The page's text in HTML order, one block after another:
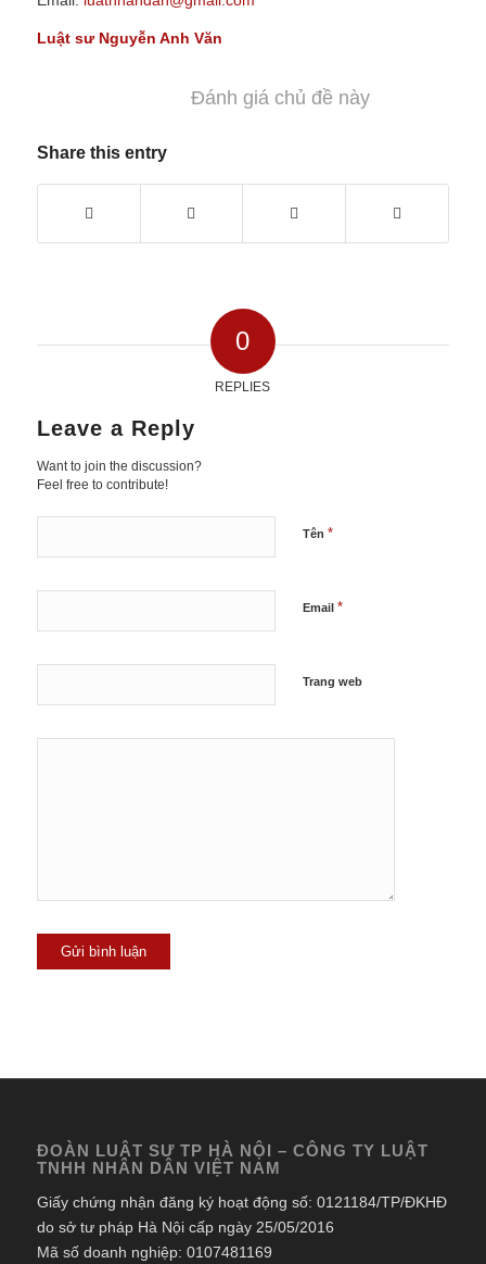
Luật sư Nguyễn Anh Văn
Đánh giá chủ đề này
Share this entry
0
REPLIES
Leave a Reply
Want to join the discussion?
Feel free to contribute!
Tên *
Email *
Trang web
ĐOÀN LUẬT SƯ TP HÀ NỘI – CÔNG TY LUẬT
TNHH NHÂN DÂN VIỆT NAM
Giấy chứng nhận đăng ký hoạt động số: 0121184/TP/ĐKHĐ
do sở tư pháp Hà Nội cấp ngày 25/05/2016
Mã số doanh nghiệp: 0107481169